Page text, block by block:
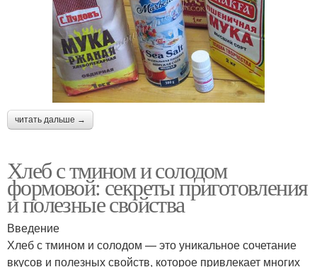
читать дальше →
Хлеб с тмином и солодом
формовой: секреты приготовления
и полезные свойства
Введение
Хлеб с тмином и солодом — это уникальное сочетание
вкусов и полезных свойств, которое привлекает многих